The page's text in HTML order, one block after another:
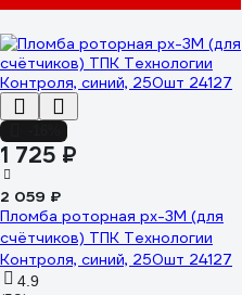
1 725 ₽
2 059 ₽
Пломба роторная рх-3М (для
счётчиков) ТПК Технологии
Контроля, синий, 250шт 24127
4.9